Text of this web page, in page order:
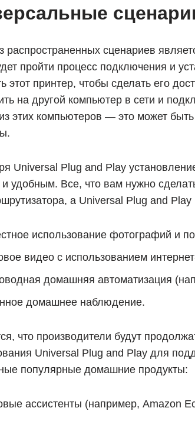
распространенных сценариев
пройти процесс подключения и
этот принтер, чтобы сделать его
на другой компьютер в сети и
этих компьютеров — это может
Universal Plug and Play
удобным. Все, что вам нужно
а Universal Plug and
использование фотографий и
видео с использованием
домашняя автоматизация
домашнее наблюдение.
что производители будут
Universal Plug and Play для
популярные домашние продукты:
ассистенты (например, Amazon